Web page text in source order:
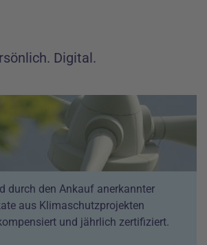
Digital.
durch den Ankauf anerkannter
aus Klimaschutzprojekten
und jährlich zertifiziert.